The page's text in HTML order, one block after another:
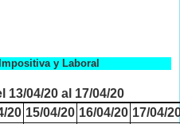
y Laboral
04/20 al 17/04/20
20 15/04/20 16/04/20 17/04/